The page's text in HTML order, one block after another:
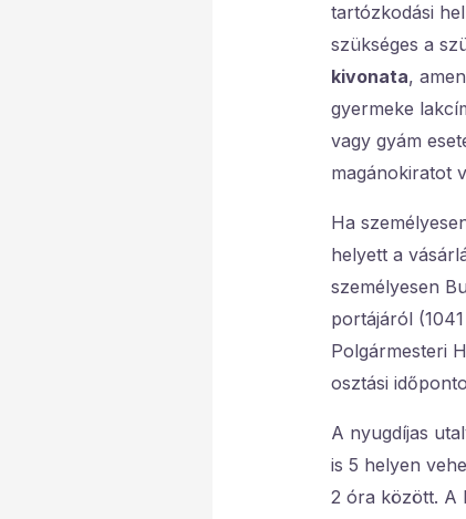
tartózkodási
szükséges a
kivonata,
gyermeke
vagy gyám
magánokiratot
Ha
helyett a
személyesen
portájáról
Polgármesteri
osztási
A nyugdíjas
is 5 helyen
2 óra között. A